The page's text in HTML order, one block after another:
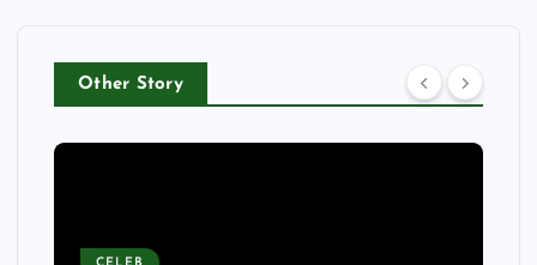
Other Story